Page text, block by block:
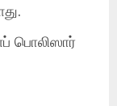
பொலிஸார்